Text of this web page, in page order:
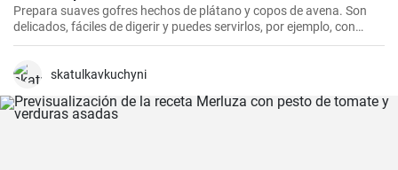
Prepara suaves gofres hechos de plátano y copos de avena. Son
delicados, fáciles de digerir y puedes servirlos, por ejemplo, con
arándanos frescos y sirope de arándanos.
skatulkavkuchyni